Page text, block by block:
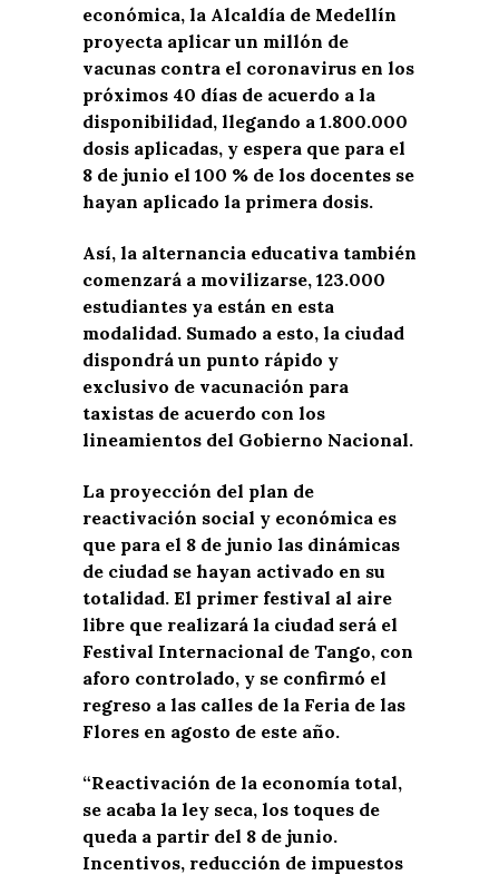
económica, la Alcaldía de Medellín
proyecta aplicar un millón de
vacunas contra el coronavirus en los
próximos 40 días de acuerdo a la
disponibilidad, llegando a 1.800.000
dosis aplicadas, y espera que para el
8 de junio el 100 % de los docentes se
hayan aplicado la primera dosis.
Así, la alternancia educativa también
comenzará a movilizarse, 123.000
estudiantes ya están en esta
modalidad. Sumado a esto, la ciudad
dispondrá un punto rápido y
exclusivo de vacunación para
taxistas de acuerdo con los
lineamientos del Gobierno Nacional.
La proyección del plan de
reactivación social y económica es
que para el 8 de junio las dinámicas
de ciudad se hayan activado en su
totalidad. El primer festival al aire
libre que realizará la ciudad será el
Festival Internacional de Tango, con
aforo controlado, y se confirmó el
regreso a las calles de la Feria de las
Flores en agosto de este año.
“Reactivación de la economía total,
se acaba la ley seca, los toques de
queda a partir del 8 de junio.
Incentivos, reducción de impuestos